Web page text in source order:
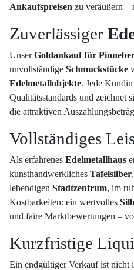
Ankaufspreisen zu veräußern –
Zuverlässiger
UnserGoldankauf für
unvollständige Schmuckstücke
Edelmetallobjekte. Jede
Qualitätsstandards und zeichnet
die attraktiven
Vollständiges
Als erfahrenes Edelmetallhaus
kunsthandwerkliches Tafelsilber
lebendigen Stadtzentrum, im
Kostbarkeiten: ein wertvolles
und faire Marktbewertungen –
Kurzfristige
Ein endgültiger Verkauf ist nicht